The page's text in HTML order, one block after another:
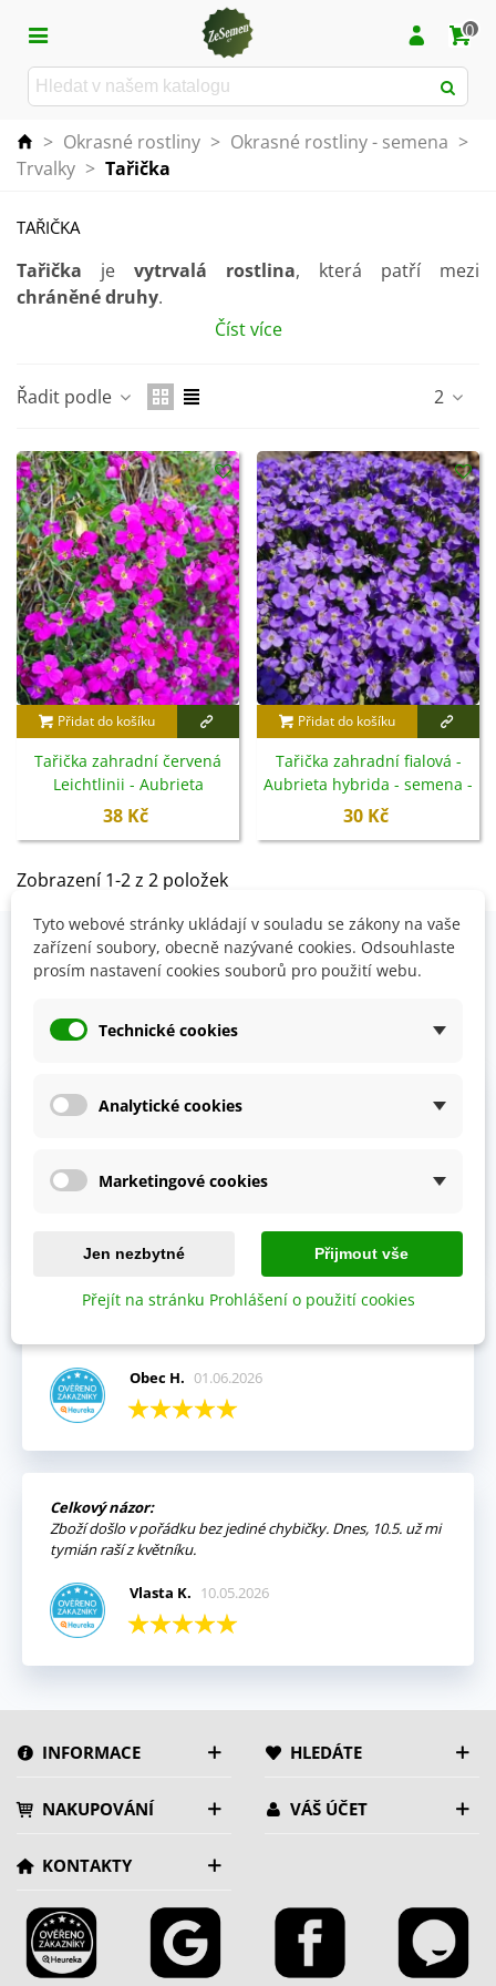
0
> Okrasné rostliny > Okrasné rostliny - semena >
Trvalky > Tařička
TAŘIČKA
Tařička je vytrvalá rostlina, která patří mezi
chráněné druhy.
nižší rostlinu, které se daří
skalku či do truhlíku na balkon a terasu.
drobných květů. Doporučujeme rostlinu po odkvětu
silně seříznout.
Číst více
Řadit podle 2
Přidat do košíku
Tařička zahradní červená
Leichtlinii - Aubrieta
hybrida - semena - 200 ks
38 Kč
Přidat do košíku
Tařička zahradní fialová -
Aubrieta hybrida - semena -
200 ks
30 Kč
Zobrazení 1-2 z 2 položek
OVĚŘENO NAŠIMI ZÁKAZNÍKY
Prohlédněte si vybraná hodnocení našich zákazníků.
Výhody:
Vždy mi přišla objednávka velmi rychle a v pořádku,
Jitka V. 02.06.2026
Celkový názor:
Obec H. 01.06.2026
Celkový názor:
Zboží došlo v pořádku bez jediné chybičky. Dnes, 10.5. už mi
tymián raší z květníku.
Vlasta K. 10.05.2026
INFORMACE HLEDÁTE
NAKUPOVÁNÍ VÁŠ ÚČET
KONTAKTY
Tyto webové stránky ukládají v souladu se zákony na vaše
zařízení soubory, obecně nazývané cookies. Odsouhlaste
prosím nastavení cookies souborů pro použití webu.
Technické cookies
Analytické cookies
Marketingové cookies
Jen nezbytné Přijmout vše
Přejít na stránku Prohlášení o použití cookies